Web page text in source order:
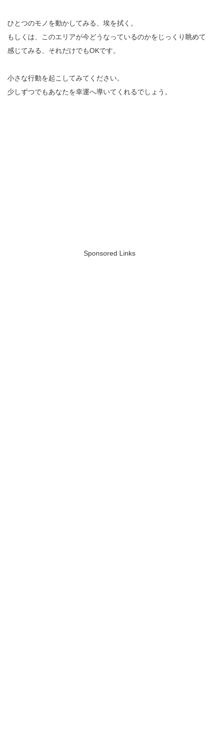
ひとつのモノを動かしてみる、埃を拭く。
もしくは、このエリアが今どうなっているのかをじっくり眺めて
感じてみる、それだけでもOKです。
小さな行動を起こしてみてください。
少しずつでもあなたを幸運へ導いてくれるでしょう。
Sponsored Links